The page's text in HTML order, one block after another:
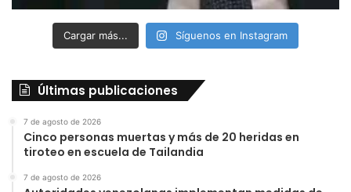
Cargar más... Síguenos en Instagram
Últimas publicaciones
7 de agosto de 2026
Cinco personas muertas y más de 20 heridas en
tiroteo en escuela de Tailandia
7 de agosto de 2026